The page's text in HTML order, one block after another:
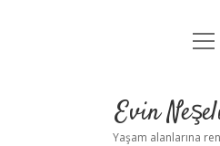
Yasal
Evin
Yaşam alanlarına